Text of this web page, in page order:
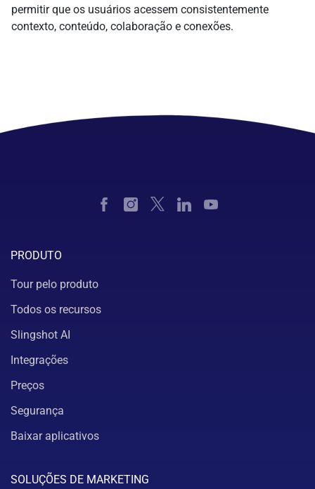
permitir que os usuários acessem consistentemente
contexto, conteúdo, colaboração e conexões.
PRODUTO
Tour pelo produto
Todos os recursos
Slingshot AI
Integrações
Preços
Segurança
Baixar aplicativos
SOLUÇÕES DE MARKETING